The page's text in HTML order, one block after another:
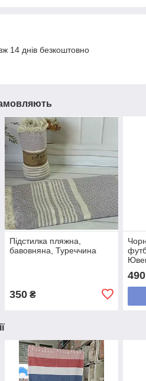
14 днів безкоштовно
Підстилка пляжна,
бавовняна, Туреччина
350₴
490